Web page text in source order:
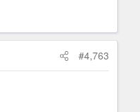
#4,763